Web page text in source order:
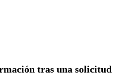
tras una solicitud